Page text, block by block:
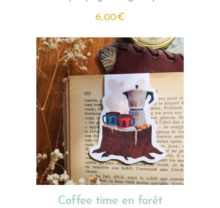
6,00€
AJOUTER AU PANIER
Coffee time en forêt